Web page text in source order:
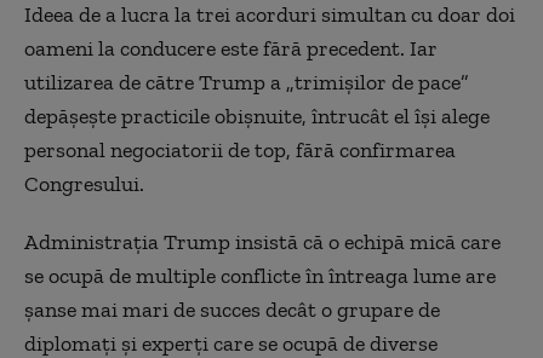
Ideea de a lucra la trei acorduri simultan cu doar doi
oameni la conducere este fără precedent. Iar
utilizarea de către Trump a „trimișilor de pace”
depășește practicile obișnuite, întrucât el își alege
personal negociatorii de top, fără confirmarea
Congresului.
Administrația Trump insistă că o echipă mică care
se ocupă de multiple conflicte în întreaga lume are
șanse mai mari de succes decât o grupare de
diplomați și experți care se ocupă de diverse